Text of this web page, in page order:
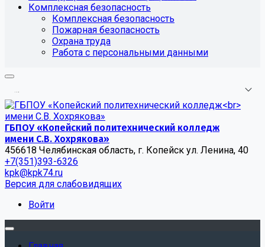
Комплексная безопасность
Комплексная безопасность
Пожарная безопасность
Охрана труда
Работа с персональными данными
...
ГБПОУ «Копейский политехнический колледж
имени С.В. Хохрякова»
456618 Челябинская область, г. Копейск ул. Ленина, 40
+7(351)393-6326
kpk@kpk74.ru
Версия для слабовидящих
Войти